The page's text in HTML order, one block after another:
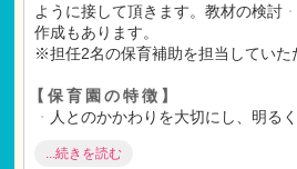
ように接して頂きます。教材の検討・
作成もあります。
※担任2名の保育補助を担当していた
【保育園の特徴】
・ 人とのかかわりを大切にし、明る
おります。
...続きを読む